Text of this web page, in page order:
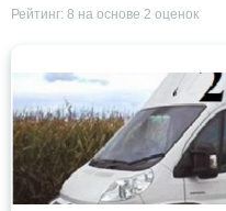
Рейтинг: 8 на основе 2 оценок